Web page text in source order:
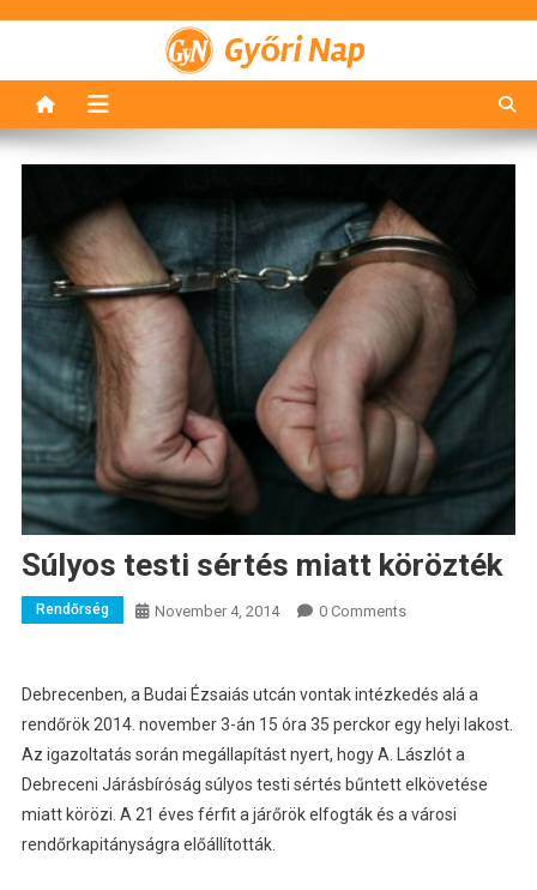
Győri Nap
Súlyos testi sértés miatt körözték
Rendőrség November 4, 2014 0 Comments
Debrecenben, a Budai Ézsaiás utcán vontak intézkedés alá a
rendőrök 2014. november 3-án 15 óra 35 perckor egy helyi lakost.
Az igazoltatás során megállapítást nyert, hogy A. Lászlót a
Debreceni Járásbíróság súlyos testi sértés bűntett elkövetése
miatt körözi. A 21 éves férfit a járőrök elfogták és a városi
rendőrkapitányságra előállították.